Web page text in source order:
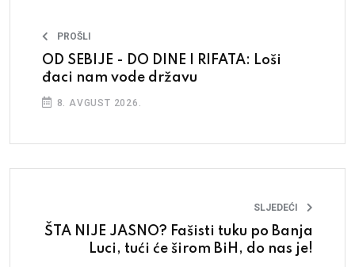
PROŠLI
OD SEBIJE - DO DINE I RIFATA: Loši
đaci nam vode državu
8. AVGUST 2026.
SLJEDEĆI
ŠTA NIJE JASNO? Fašisti tuku po Banja
Luci, tući će širom BiH, do nas je!